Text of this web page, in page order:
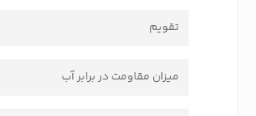
تقویم
میزان مقاومت در برابر آب